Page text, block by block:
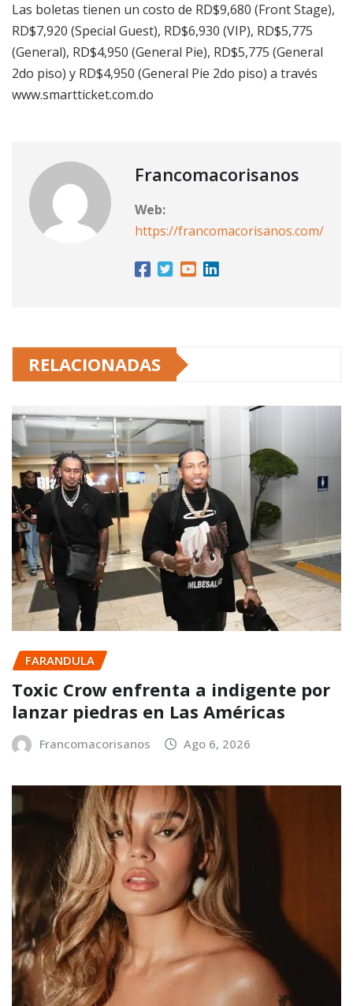
Las boletas tienen un costo de RD$9,680 (Front Stage),
RD$7,920 (Special Guest), RD$6,930 (VIP), RD$5,775
(General), RD$4,950 (General Pie), RD$5,775 (General
2do piso) y RD$4,950 (General Pie 2do piso) a través
www.smartticket.com.do
Francomacorisanos
Web:
https://francomacorisanos.com/
RELACIONADAS
FARANDULA
Toxic Crow enfrenta a indigente por
lanzar piedras en Las Américas
Francomacorisanos Ago 6, 2026